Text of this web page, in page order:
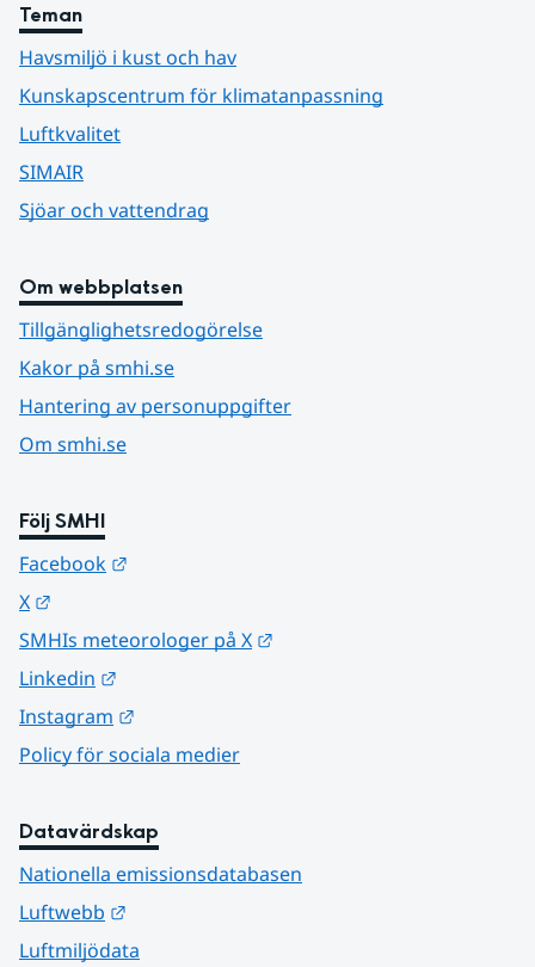
Teman
Havsmiljö i kust och hav
Kunskapscentrum för klimatanpassning
Luftkvalitet
SIMAIR
Sjöar och vattendrag
Om webbplatsen
Tillgänglighetsredogörelse
Kakor på smhi.se
Hantering av personuppgifter
Om smhi.se
Följ SMHI
Facebook
X
SMHIs meteorologer på X
Linkedin
Instagram
Policy för sociala medier
Datavärdskap
Nationella emissionsdatabasen
Luftwebb
Luftmiljödata